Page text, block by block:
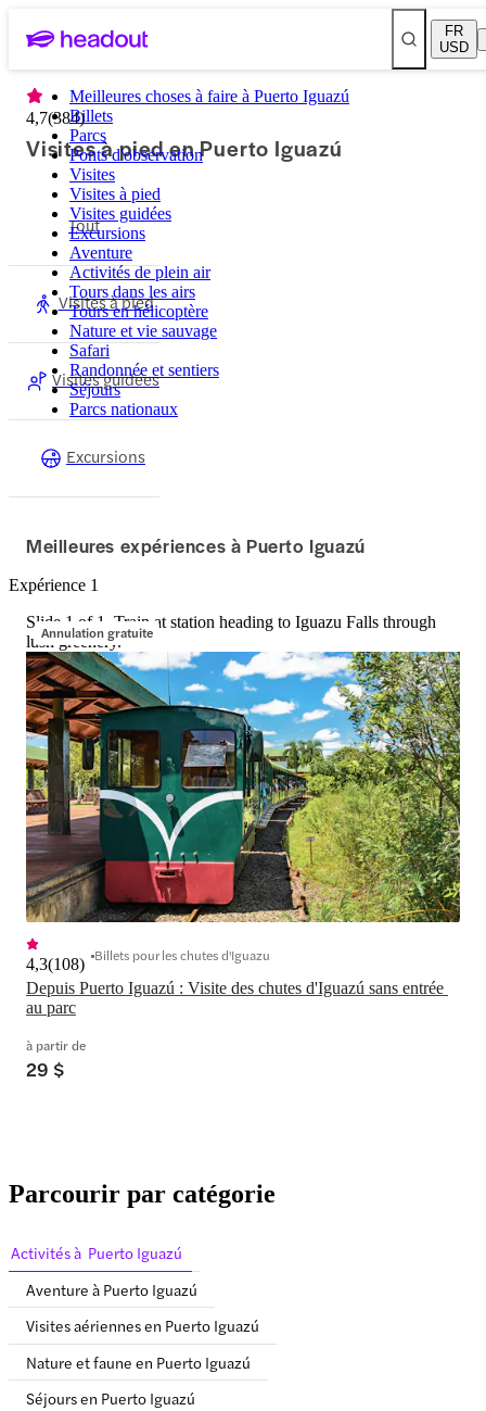
FR
USD
Meilleures choses à faire à Puerto Iguazú
Billets
Parcs
Ponts d'observation
Visites
Visites à pied
Visites guidées
Excursions
Aventure
Activités de plein air
Tours dans les airs
Tours en hélicoptère
Nature et vie sauvage
Safari
Randonnée et sentiers
Séjours
Parcs nationaux
4,7(384)
Visites à pied en Puerto Iguazú
Tout
Visites à pied
Visites guidées
Excursions
Meilleures expériences à Puerto Iguazú
Expérience 1
Annulation gratuite
Slide 1 of 1, Train at station heading to Iguazu Falls through
lush greenery.
Depuis Puerto Iguazú : Visite des chutes d'Iguazú sans entrée
au parc
4,3(108) Billets pour les chutes d'Iguazu
à partir de
29 $
Parcourir par catégorie
Activités à Puerto Iguazú
Aventure à Puerto Iguazú
Visites aériennes en Puerto Iguazú
Nature et faune en Puerto Iguazú
Séjours en Puerto Iguazú